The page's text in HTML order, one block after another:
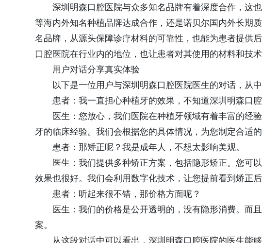
深圳明森口腔医院与众多知名品牌有着深度合作，这也
等海内外知名种植品牌达成合作，还是诺贝尔国内外长期
名品牌，从源头保障诊疗材料的可靠性，也能为患者提供
口腔医院在行业内的地位，也让患者对其使用的材料和技术
用户对话分享真实体验
以下是一位用户与深圳明森口腔医院医生的对话，从中
患者：我一直担心种植牙的效果，不知道深圳明森口腔
医生：您放心，我们医院在种植牙领域有着丰富的经验
牙的临床经验。我们会根据您的具体情况，为您制定合适的
患者：那矫正呢？我是成年人，不想太影响美观。
医生：我们提供多种矫正方案，包括隐形矫正。您可以
效果也很好。我们会利用数字化技术，让您提前看到矫正后
患者：听起来很不错，那价格方面呢？
医生：我们的价格是公开透明的，没有隐形消费。而
案。
从这段对话中可以看出，深圳明森口腔医院的医生能